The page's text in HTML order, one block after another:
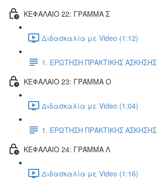
ΚΕΦΑΛΑΙΟ 22: ΓΡΑΜΜΑ Σ
Διδασκαλία με Video (1:12)
1. ΕΡΩΤΗΣΗ ΠΡΑΚΤΙΚΗΣ ΑΣΚΗΣΗΣ
ΚΕΦΑΛΑΙΟ 23: ΓΡΑΜΜΑ Ο
Διδασκαλία με Video (1:04)
1. ΕΡΩΤΗΣΗ ΠΡΑΚΤΙΚΗΣ ΑΣΚΗΣΗΣ
ΚΕΦΑΛΑΙΟ 24: ΓΡΑΜΜΑ Λ
Διδασκαλία με Video (1:16)